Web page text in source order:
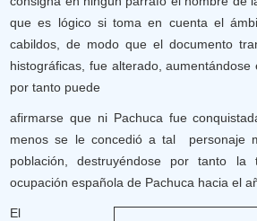
que es lógico si toma en cuenta el
cabildos, de modo que el documento
histográficas, fue alterado,
por tanto puede
afirmarse que ni Pachuca fue
menos se le concedió a tal personaje
población, destruyéndose por tanto
ocupación española de Pachuca hacia el
El